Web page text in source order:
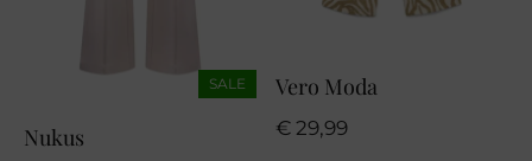
SALE
Nukus
Vero Moda
€ 29,99